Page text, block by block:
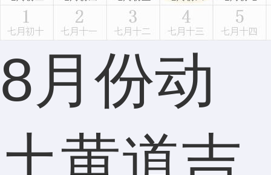
本事，
感谢老
8月份动
土黄道吉